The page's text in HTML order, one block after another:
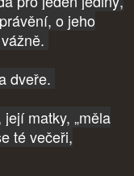
o jeho
dveře.
matky, „měla
té večeři,